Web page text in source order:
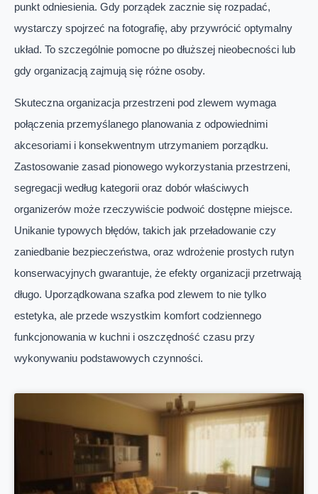
punkt odniesienia. Gdy porządek zacznie się rozpadać,
wystarczy spojrzeć na fotografię, aby przywrócić optymalny
układ. To szczególnie pomocne po dłuższej nieobecności lub
gdy organizacją zajmują się różne osoby.
Skuteczna organizacja przestrzeni pod zlewem wymaga
połączenia przemyślanego planowania z odpowiednimi
akcesoriami i konsekwentnym utrzymaniem porządku.
Zastosowanie zasad pionowego wykorzystania przestrzeni,
segregacji według kategorii oraz dobór właściwych
organizerów może rzeczywiście podwoić dostępne miejsce.
Unikanie typowych błędów, takich jak przeładowanie czy
zaniedbanie bezpieczeństwa, oraz wdrożenie prostych rutyn
konserwacyjnych gwarantuje, że efekty organizacji przetrwają
długo. Uporządkowana szafka pod zlewem to nie tylko
estetyka, ale przede wszystkim komfort codziennego
funkcjonowania w kuchni i oszczędność czasu przy
wykonywaniu podstawowych czynności.